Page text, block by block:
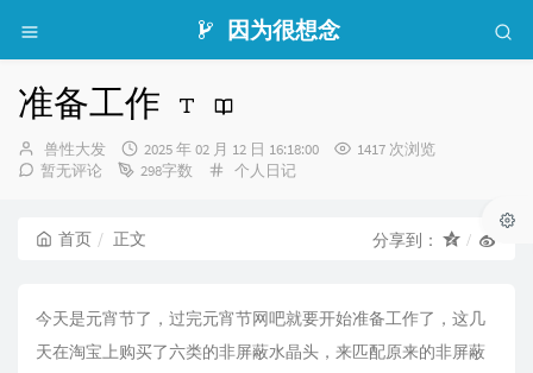
因为很想念
准备工作
博
主：
兽性大发
发
布
2025 年 02 月 12 日 16:18:00
1417 次浏览
暂无评论
298字数
分
个人日记
首页 正文 分享到：
今天是元宵节了，过完元宵节网吧就要开始准备工作了，这几
天在淘宝上购买了六类的非屏蔽水晶头，来匹配原来的非屏蔽